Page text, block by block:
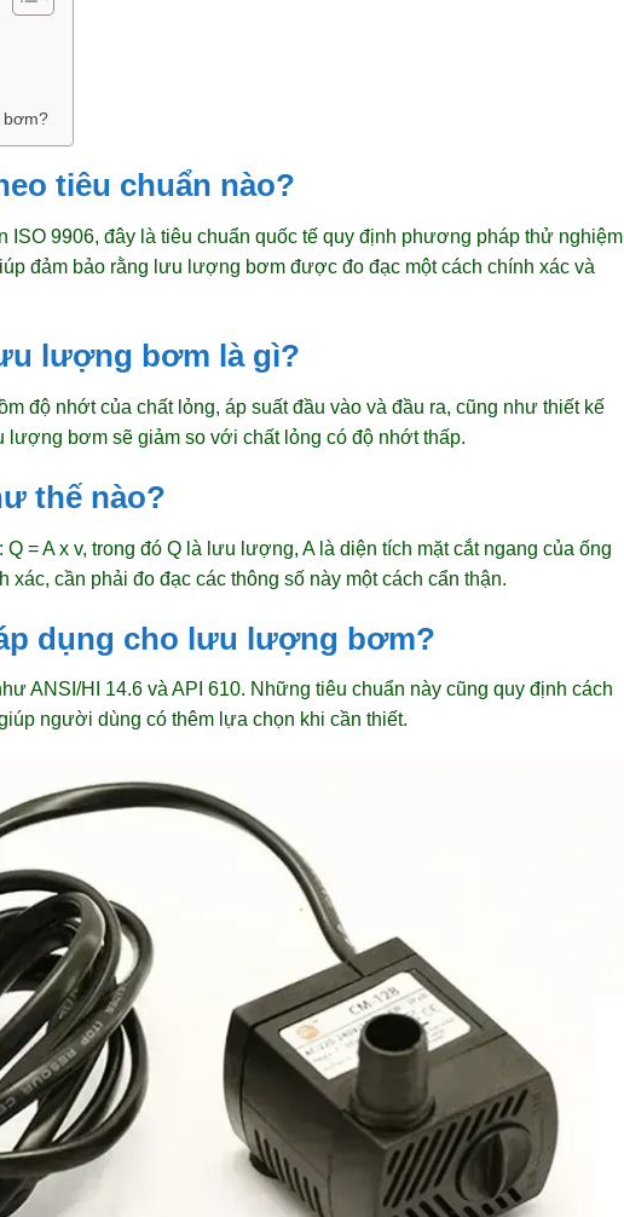
bơm?
tiêu chuẩn nào?
9906, đây là tiêu chuẩn quốc tế quy định phương pháp thử nghiệm
đảm bảo rằng lưu lượng bơm được đo đạc một cách chính xác và
lượng bơm là gì?
độ nhớt của chất lỏng, áp suất đầu vào và đầu ra, cũng như thiết kế
bơm sẽ giảm so với chất lỏng có độ nhớt thấp.
thế nào?
= A x v, trong đó Q là lưu lượng, A là diện tích mặt cắt ngang của ống
cần phải đo đạc các thông số này một cách cẩn thận.
dụng cho lưu lượng bơm?
ANSI/HI 14.6 và API 610. Những tiêu chuẩn này cũng quy định cách
người dùng có thêm lựa chọn khi cần thiết.